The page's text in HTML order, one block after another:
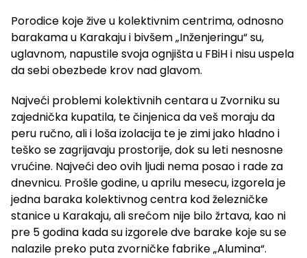
Porodice koje žive u kolektivnim centrima, odnosno
barakama u Karakaju i bivšem „Inženjeringu“ su,
uglavnom, napustile svoja ognjišta u FBiH i nisu uspela
da sebi obezbede krov nad glavom.
Najveći problemi kolektivnih centara u Zvorniku su
zajednička kupatila, te činjenica da veš moraju da
peru ručno, ali i loša izolacija te je zimi jako hladno i
teško se zagrijavaju prostorije, dok su leti nesnosne
vrućine. Najveći deo ovih ljudi nema posao i rade za
dnevnicu. Prošle godine, u aprilu mesecu, izgorela je
jedna baraka kolektivnog centra kod železničke
stanice u Karakaju, ali srećom nije bilo žrtava, kao ni
pre 5 godina kada su izgorele dve barake koje su se
nalazile preko puta zvorničke fabrike „Alumina“.